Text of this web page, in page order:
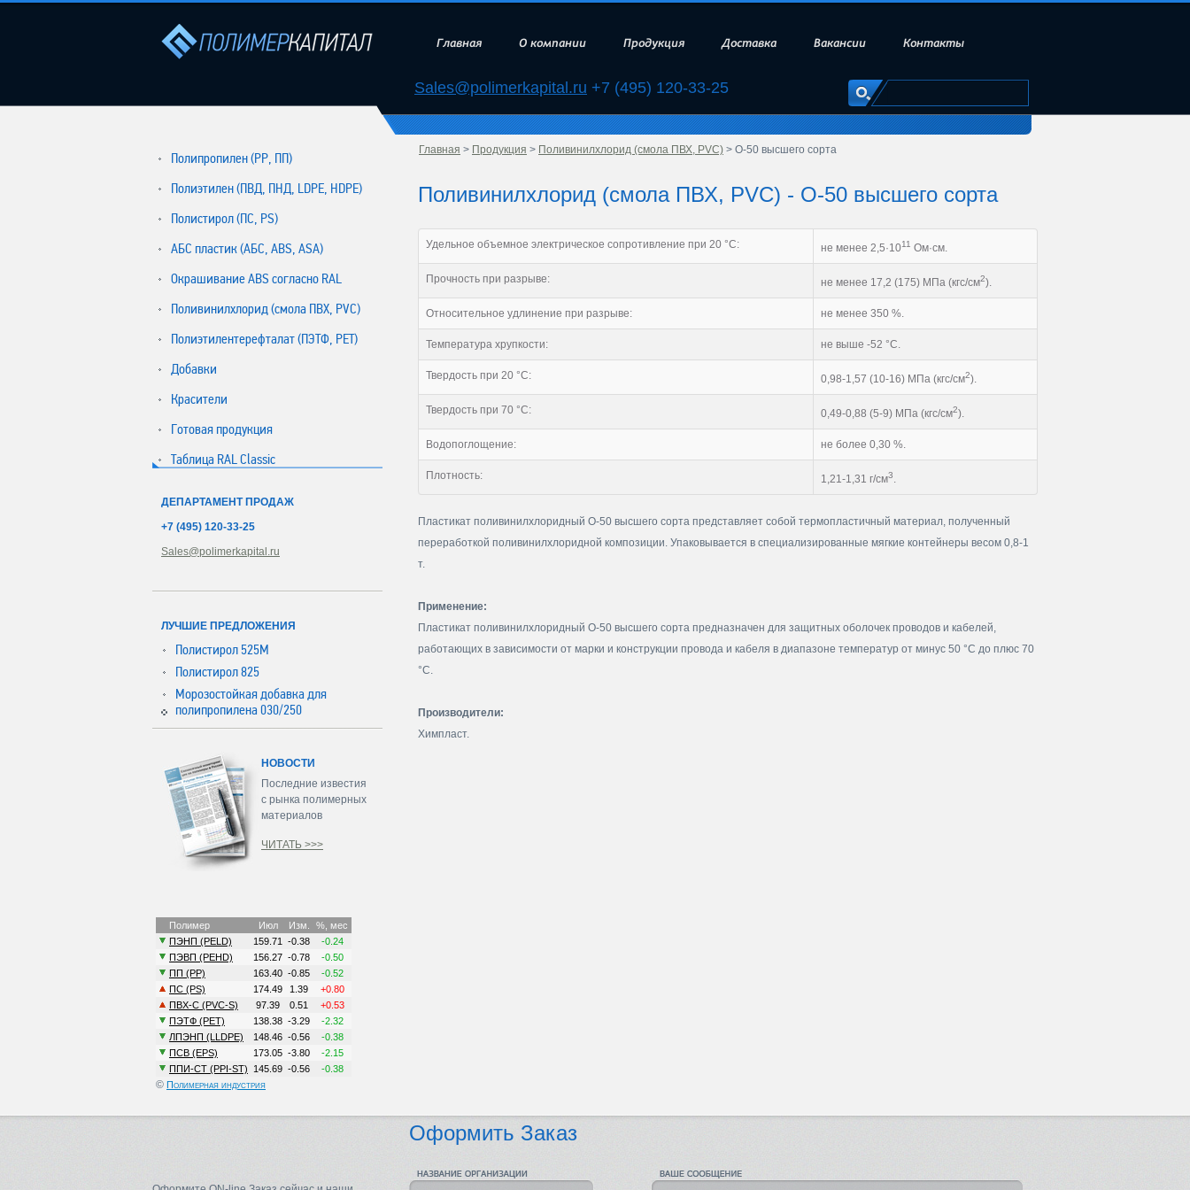
+7 (495) 120-33-25
Sales@polimerkapital.ru
Главная О компании Продукция Доставка Вакансии Контакты
Полипропилен (РР, ПП)
Полиэтилен (ПВД, ПНД, LDPE, HDPE)
Полистирол (ПС, PS)
АБС пластик (АБС, ABS, ASA)
Окрашивание ABS согласно RAL
Поливинилхлорид (смола ПВХ, PVC)
Полиэтилентерефталат (ПЭТФ, PET)
Добавки
Красители
Готовая продукция
Таблица RAL Classic
ДЕПАРТАМЕНТ ПРОДАЖ
+7 (495) 120-33-25
Sales@polimerkapital.ru
ЛУЧШИЕ ПРЕДЛОЖЕНИЯ
Полистирол 525М
Полистирол 825
Морозостойкая добавка для
полипропилена 030/250
НОВОСТИ
Последние известия
с рынка полимерных
материалов
ЧИТАТЬ >>>
© Полимерная индустрия
Главная > Продукция > Поливинилхлорид (смола ПВХ, PVC) > О-50 высшего сорта
Поливинилхлорид (смола ПВХ, PVC) - О-50 высшего сорта
Удельное объемное электрическое сопротивление при 20 °С: не менее 2,5·1011 Ом·см.
Прочность при разрыве: не менее 17,2 (175) МПа (кгс/см2).
Относительное удлинение при разрыве: не менее 350 %.
Температура хрупкости: не выше -52 °С.
Твердость при 20 °С: 0,98-1,57 (10-16) МПа (кгс/см2).
Твердость при 70 °С: 0,49-0,88 (5-9) МПа (кгс/см2).
Водопоглощение: не более 0,30 %.
Плотность: 1,21-1,31 г/см3.
Пластикат поливинилхлоридный О-50 высшего сорта представляет собой термопластичный материал, полученный
переработкой поливинилхлоридной композиции. Упаковывается в специализированные мягкие контейнеры весом 0,8-1
т.
Применение:
Пластикат поливинилхлоридный О-50 высшего сорта предназначен для защитных оболочек проводов и кабелей,
работающих в зависимости от марки и конструкции провода и кабеля в диапазоне температур от минус 50 °С до плюс 70
°С.
Производители:
Химпласт.
Оформить Заказ